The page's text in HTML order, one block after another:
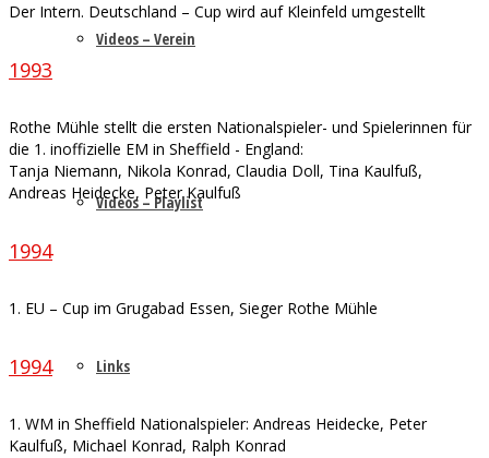
Videos – Verein
Videos – Playlist
Links
Der Intern. Deutschland – Cup wird auf Kleinfeld umgestellt
1993
Rothe Mühle stellt die ersten Nationalspieler- und Spielerinnen für
die 1. inoffizielle EM in Sheffield - England:
Tanja Niemann, Nikola Konrad, Claudia Doll, Tina Kaulfuß,
Andreas Heidecke, Peter Kaulfuß
1994
1. EU – Cup im Grugabad Essen, Sieger Rothe Mühle
1994
1. WM in Sheffield Nationalspieler: Andreas Heidecke, Peter
Kaulfuß, Michael Konrad, Ralph Konrad